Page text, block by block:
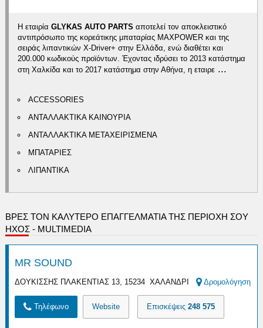
Η εταιρία GLYKAS AUTO PARTSαποτελεί τον αποκλειστικό
αντιπρόσωπο της κορεάτικης μπαταρίας MAXPOWER και της
σειράς λιπαντικών X-Driver+ στην Ελλάδα, ενώ διαθέτει και
200.000 κωδικούς προϊόντων. Έχοντας ιδρύσει το 2013 κατάστημα
στη Χαλκίδα και το 2017 κατάστημα στην Αθήνα, η εταιρε ...
ACCESSORIES
ΑΝΤΑΛΛΑΚΤΙΚΑ ΚΑΙΝΟΥΡΙΑ
ΑΝΤΑΛΛΑΚΤΙΚΑ ΜΕΤΑΧΕΙΡΙΣΜΕΝΑ
ΜΠΑΤΑΡΙΕΣ
ΛΙΠΑΝΤΙΚΑ
ΒΡΕΣ ΤΟΝ ΚΑΛΎΤΕΡΟ ΕΠΑΓΓΕΛΜΑΤΊΑ ΤΗΣ ΠΕΡΙΟΧΉ ΣΟΥ
ΗΧΟΣ - MULTIMEDIA
MR SOUND
ΔΟΥΚΙΣΣΗΣ ΠΛΑΚΕΝΤΙΑΣ 13, 15234 ΧΑΛΑΝΔΡΙ Δρομολόγηση
Τηλέφωνο Website Επισκέψεις248 575